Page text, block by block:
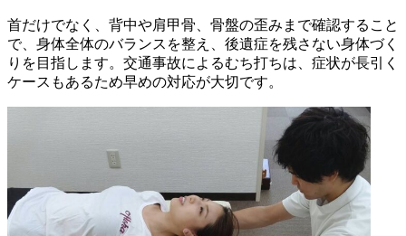
首だけでなく、背中や肩甲骨、骨盤の歪みまで確認すること
で、身体全体のバランスを整え、後遺症を残さない身体づく
りを目指します。交通事故によるむち打ちは、症状が長引く
ケースもあるため早めの対応が大切です。